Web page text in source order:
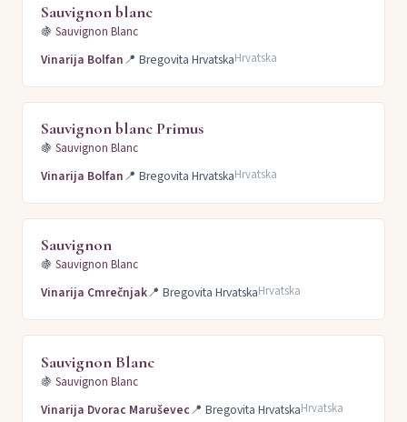
Sauvignon blanc
🍇 Sauvignon Blanc
Vinarija Bolfan📍 Bregovita HrvatskaHrvatska
Sauvignon blanc Primus
🍇 Sauvignon Blanc
Vinarija Bolfan📍 Bregovita HrvatskaHrvatska
Sauvignon
🍇 Sauvignon Blanc
Vinarija Cmrečnjak📍 Bregovita HrvatskaHrvatska
Sauvignon Blanc
🍇 Sauvignon Blanc
Vinarija Dvorac Maruševec📍 Bregovita HrvatskaHrvatska